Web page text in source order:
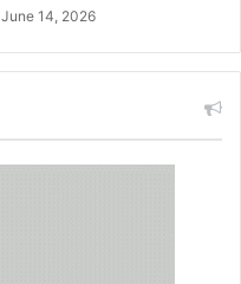
June 14, 2026